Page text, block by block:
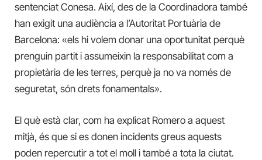
sentenciat Conesa. Així, des de la Coordinadora també
han exigit una audiència a l’Autoritat Portuària de
Barcelona: «els hi volem donar una oportunitat perquè
prenguin partit i assumeixin la responsabilitat com a
propietària de les terres, perquè ja no va només de
seguretat, són drets fonamentals».
El què està clar, com ha explicat Romero a aquest
mitjà, és que si es donen incidents greus aquests
poden repercutir a tot el moll i també a tota la ciutat.